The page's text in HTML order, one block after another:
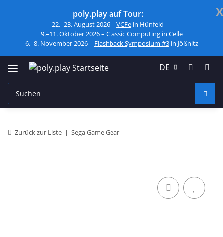
x
poly.play auf Tour:
22.–23. August 2026 – VCFe in Hünfeld
9.–11. Oktober 2026 – Classic Computingin Celle
6.–8. November 2026 – Flashback Symposium #3in Jößnitz
DE
Zurück zur Liste Sega Game Gear